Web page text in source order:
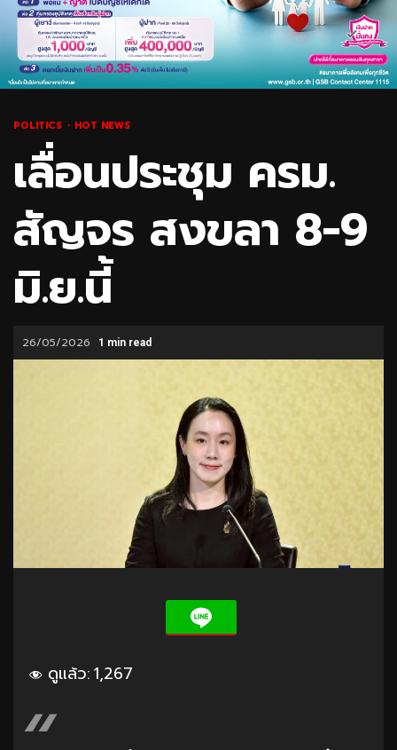
POLITICS HOT NEWS
เลื่อนประชุม ครม.
สัญจร สงขลา 8-9
มิ.ย.นี้
26/05/2026 1 min read
ดูแล้ว:1,267